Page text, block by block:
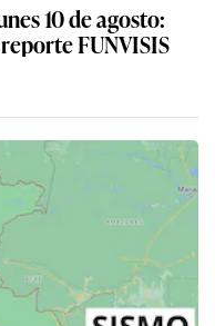
10 de agosto:
FUNVISIS